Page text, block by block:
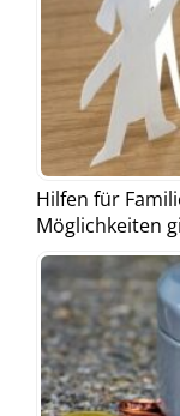
Hilfen für
Möglichkeiten